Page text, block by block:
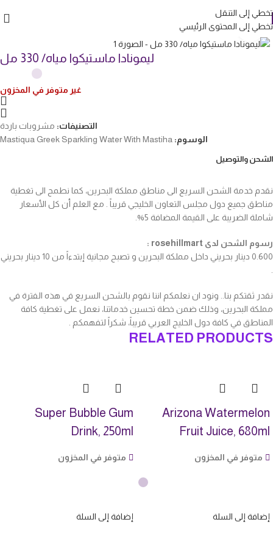
تخطي إلى التنقل
تخطي إلى المحتوى الرئيسي
انقر للتكبير
ليمونادا ماستيكوا مياه/ 330 مل
غير متوفر في المخزون
التصنيفات: مشروبات باردة
الوسوم: Mastiqua Greek Sparkling Water With Mastiha
الشحن والتوصيل
نقدم خدمة الشحن السريع الى مناطق مملكة البحرين، كما نطمح الى تغطية
مناطق جميع دول مجلس التعاون الخليجي قريباً . مع العلم أن كل الأسعار
شاملة الضريبة على القيمة المضافة 5%.
رسوم الشحن لدى rosehillmart :
0.600 دينار بحريني داخل مملكة البحرين و تصبح مجانية إبتدءاً من 10 دينار بحريني
.
نقدر ثقتكم بنا.. ونود ان نعلمكم اننا نقوم بالشحن السريع في هذه الفترة في
مملكة البحرين، وذلك ضمن خطة تحسين خدماتنا، نعمل على تغطية كافة
المناطق في كافة دول الخليج العربي قريباً، شكراً لتفهمكم .
RELATED PRODUCTS
Arizona Watermelon
Fruit Juice, 680ml
متوفر في المخزون
إضافة إلى السلة
Super Bubble Gum
Drink, 250ml
متوفر في المخزون
إضافة إلى السلة